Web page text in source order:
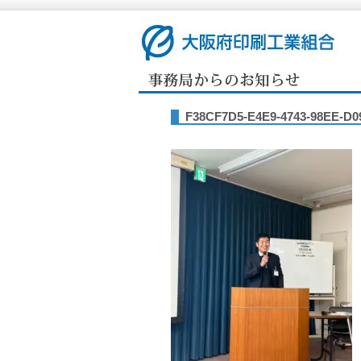
F38CF7D5-E4E9-4743-98EE-